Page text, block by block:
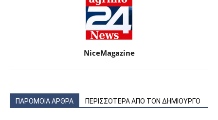
NiceMagazine
ΠΑΡΟΜΟΙΑ ΑΡΘΡΑ ΠΕΡΙΣΣΟΤΕΡΑ ΑΠΟ ΤΟΝ ΔΗΜΙΟΥΡΓΟ